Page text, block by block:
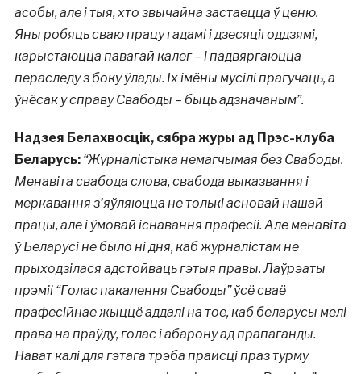
асобы, але і тыя, хто звычайна застаецца ў ценю.
Яны робяць сваю працу гадамі і дзесяцігоддзямі,
карыстаюцца павагай калег – і падвяргаюцца
пераследу з боку ўлады. Іх імёны мусілі прагучаць, а
ўнёсак у справу Свабоды – быць адзначаным”.
Надзея Белахвосцік, сябра журы ад Прэс-клуба
Беларусь:“Журналістыка немагчымая без Свабоды.
Менавіта свабода слова, свабода выказвання і
меркавання з’яўляюцца не толькі асновай нашай
працы, але і ўмовай існавання прафесіі. Але менавіта
ў Беларусі не было ні дня, каб журналістам не
прыходзілася адстойваць гэтыя правы. Лаўрэаты
прэміі “Голас пакалення Свабоды” ўсё сваё
прафесійнае жыццё аддалі на тое, каб беларусы мелі
права на праўду, голас і абарону ад прапаганды.
Нават калі для гэтага трэба прайсці праз турму